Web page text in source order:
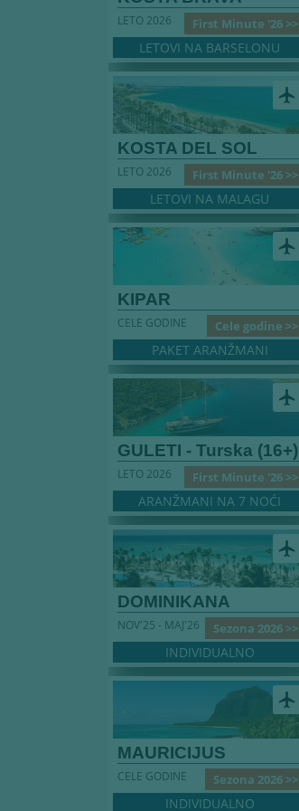
First Minute '26 >>
LETO 2026
LETOVI NA BARSELONU
airplanemode_active
KOSTA DEL SOL
First Minute '26 >>
LETO 2026
LETOVI NA MALAGU
airplanemode_active
KIPAR
Cele godine >>
CELE GODINE
PAKET ARANŽMANI
airplanemode_active
GULETI - Turska (16+)
First Minute '26 >>
LETO 2026
ARANŽMANI NA 7 NOĆI
airplanemode_active
DOMINIKANA
Sezona 2026 >>
NOV'25 - MAJ'26
INDIVIDUALNO
airplanemode_active
MAURICIJUS
Sezona 2026 >>
CELE GODINE
INDIVIDUALNO